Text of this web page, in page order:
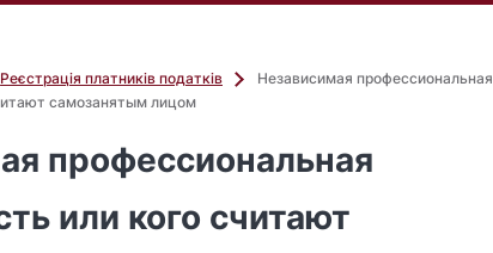
Реєстрація платників податків
Независимая профессиональная
самозанятым лицом
профессиональная
или кого считают